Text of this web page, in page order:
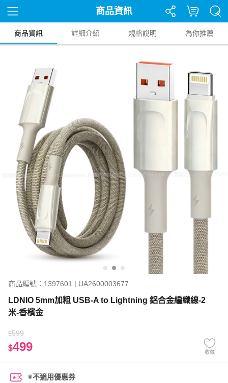
商品資訊
商品資訊 詳細介紹 規格說明 為你推薦
商品編號：1397601 | UA2600003677
LDNIO 5mm加粗 USB-A to Lightning 鋁合金編織線-2
米-香檳金
$599
$499 收藏
※不適用優惠券